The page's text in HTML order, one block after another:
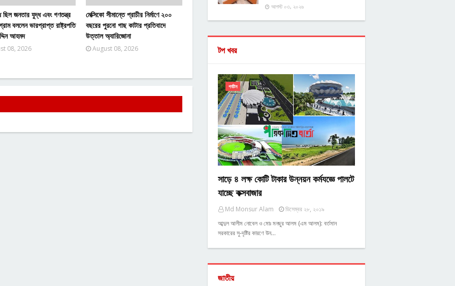
ছিল জনতার যুদ্ধ এবং গণতন্ত্র
বললেন ভারপ্রাপ্ত রাষ্ট্রপতি
আহমদ
08, 2026
মেক্সিকো সীমান্তে প্রাচীর নির্মাণে ২০০
বছরের পুরনো গাছ কাটার প্রতিবাদে
উত্তাল অ্যারিজোনা
August 08, 2026
আগস্ট ০৩, ২০২৬
টপ খবর
পর্যটন
সাড়ে ৪ লক্ষ কোটি টাকার উন্নয়ন কর্মযজ্ঞে পালটে
যাচ্ছে কক্সবাজার
Md Monsur Alam
ডিসেম্বর ২৮, ২০১৯
আব্দুল আলীম নোবেল ও মোঃ মনছুর আলম (এম আলম): বর্তমান
সরকারের সু-দৃষ্টির কারণে উন…
জাতীয়